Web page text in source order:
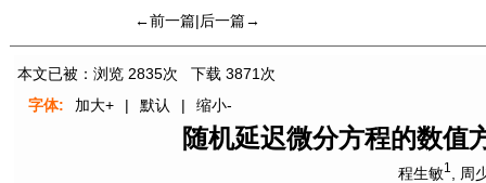
←前一篇|后一篇→
本文已被：浏览 2835次 下载 3871 次
字体:
加大+ | 默认 | 缩小-
随机延迟微分方程的数值
程生敏1 周